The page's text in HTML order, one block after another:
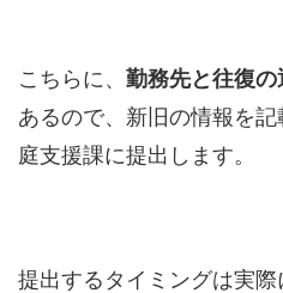
こちらに、 勤務先と往復
あるので、新旧の情報を
庭支援課に提出します。
提出するタイミングは実